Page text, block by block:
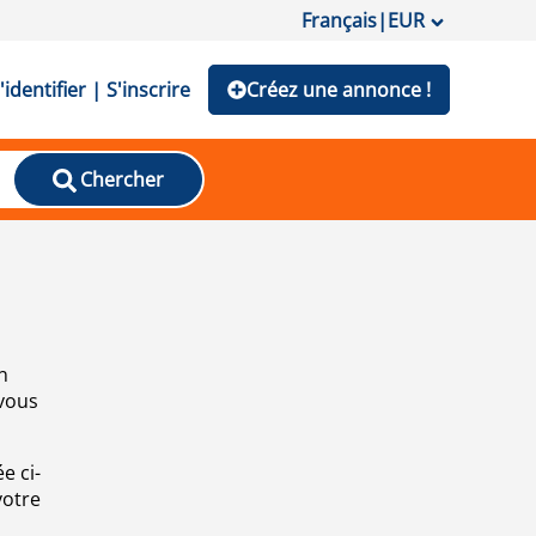
Français|EUR
| S'inscrire Créez une annonce !
Chercher
ci-